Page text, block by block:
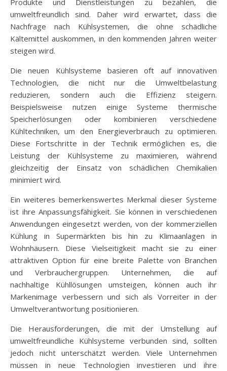
umweltfreundlich sind. Daher wird erwartet, dass die
Nachfrage nach Kühlsystemen, die ohne schädliche
Kältemittel auskommen, in den kommenden Jahren weiter
steigen wird.
Die neuen Kühlsysteme basieren oft auf innovativen
Technologien, die nicht nur die Umweltbelastung
reduzieren, sondern auch die Effizienz steigern.
Beispielsweise nutzen einige Systeme thermische
Speicherlösungen oder kombinieren verschiedene
Kühltechniken, um den Energieverbrauch zu optimieren.
Diese Fortschritte in der Technik ermöglichen es, die
Leistung der Kühlsysteme zu maximieren, während
gleichzeitig der Einsatz von schädlichen Chemikalien
minimiert wird.
Ein weiteres bemerkenswertes Merkmal dieser Systeme
ist ihre Anpassungsfähigkeit. Sie können in verschiedenen
Anwendungen eingesetzt werden, von der kommerziellen
Kühlung in Supermärkten bis hin zu Klimaanlagen in
Wohnhäusern. Diese Vielseitigkeit macht sie zu einer
attraktiven Option für eine breite Palette von Branchen
und Verbrauchergruppen. Unternehmen, die auf
nachhaltige Kühllösungen umsteigen, können auch ihr
Markenimage verbessern und sich als Vorreiter in der
Umweltverantwortung positionieren.
Die Herausforderungen, die mit der Umstellung auf
umweltfreundliche Kühlsysteme verbunden sind, sollten
jedoch nicht unterschätzt werden. Viele Unternehmen
müssen in neue Technologien investieren und ihre